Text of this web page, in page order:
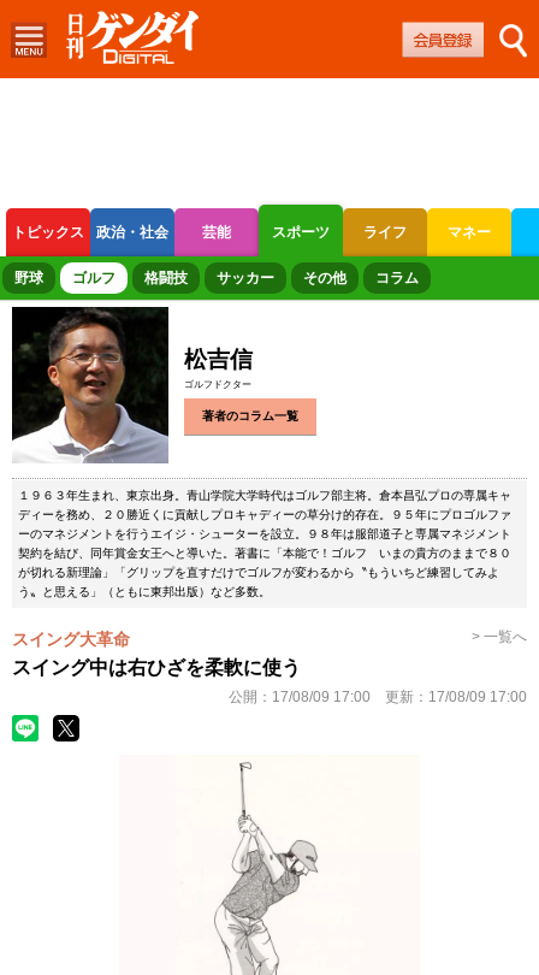
トピックス 政治・社会 芸能 スポーツ ライフ マネー
ボートレース 競輪 オートレース
野球 ゴルフ 格闘技 サッカー その他 コラム
松吉信
ゴルフドクター
著者のコラム一覧
１９６３年生まれ、東京出身。青山学院大学時代はゴルフ部主将。倉本昌弘プロの専属キャ
ディーを務め、２０勝近くに貢献しプロキャディーの草分け的存在。９５年にプロゴルファ
ーのマネジメントを行うエイジ・シューターを設立。９８年は服部道子と専属マネジメント
契約を結び、同年賞金女王へと導いた。著書に「本能で！ゴルフ いまの貴方のままで８０
が切れる新理論」「グリップを直すだけでゴルフが変わるから〝もういちど練習してみよ
う〟と思える」（ともに東邦出版）など多数。
スイング大革命 > 一覧へ
スイング中は右ひざを柔軟に使う
公開： 17/08/09 17:00 更新： 17/08/09 17:00